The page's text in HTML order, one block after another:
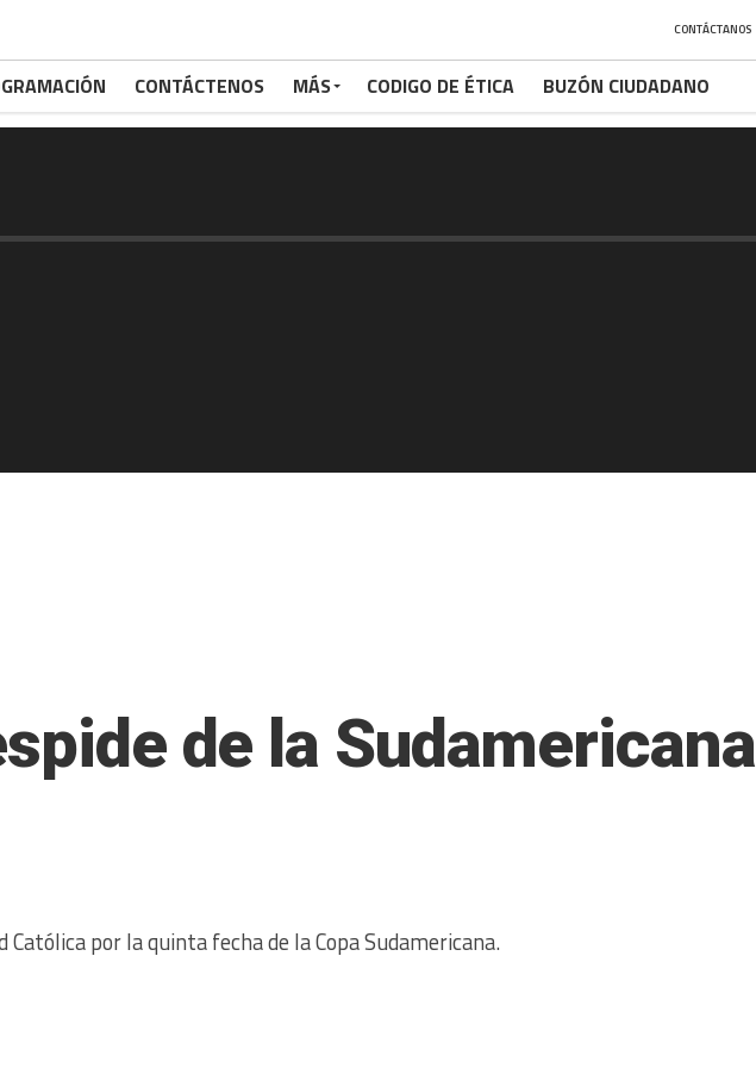
CONTÁCTANOS
CONTÁCTENOS MÁS CODIGO DE ÉTICA BUZÓN CIUDADANO
de la Sudamericana
por la quinta fecha de la Copa Sudamericana.